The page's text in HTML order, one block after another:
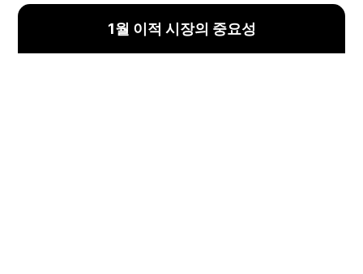
1월 이적 시장의 중요성